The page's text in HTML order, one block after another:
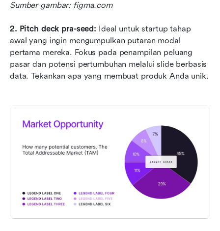
Sumber gambar: figma.com
2. Pitch deck pra-seed: Ideal untuk startup tahap
awal yang ingin mengumpulkan putaran modal
pertama mereka. Fokus pada penampilan peluang
pasar dan potensi pertumbuhan melalui slide berbasis
data. Tekankan apa yang membuat produk Anda unik.